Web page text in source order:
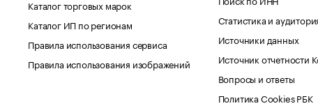
Каталог торговых марок
Каталог ИП по регионам
Правила использования сервиса
Правила использования изображений
Статистика и
Источники данных
Источник отчетности
Вопросы и ответы
Политика Cookies РБК